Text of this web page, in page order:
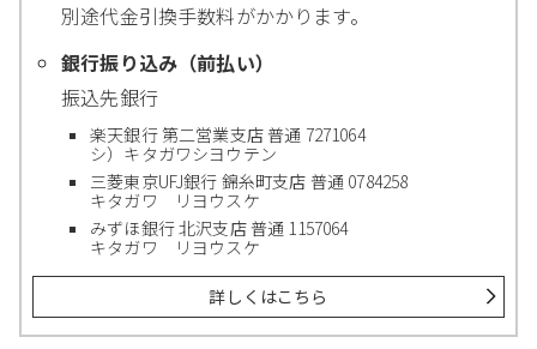
別途代金引換手数料がかかります。
銀行振り込み（前払い）
振込先銀行
楽天銀行 第二営業支店 普通 7271064
シ）キタガワシヨウテン
三菱東京UFJ銀行 錦糸町支店 普通 0784258
キタガワ リヨウスケ
みずほ銀行 北沢支店 普通 1157064
キタガワ リヨウスケ
詳しくはこちら